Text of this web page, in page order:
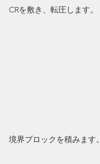
CRを敷き、転圧します。
境界ブロックを積みます。